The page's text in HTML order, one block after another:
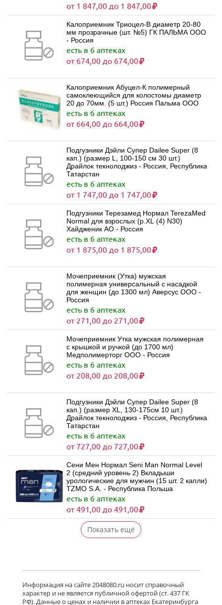
от 1 847,00 до 1 847,00
Калоприемник Триоцел-В диаметр 20-80
мм прозрачные (шт. №5) ГК ПАЛЬМА ООО
- Россия
есть в 6 аптеках
от 674,00 до 674,00
Калоприемник Абуцел-К полимерный
самоклеющийся для колостомы диаметр
20 до 70мм. (5 шт.) Россия Пальма ООО
есть в 6 аптеках
от 664,00 до 664,00
Подгузники Дэйли Супер Dailee Super (8
кап.) (размер L, 100-150 см 30 шт.)
Драйлок текнолоджиз - Россия, Республика
Татарстан
есть в 6 аптеках
от 1 747,00 до 1 747,00
Подгузники Терезамед Нормал TerezaMed
Normal для взрослых (р.XL (4) N30)
Хайдженик АО - Россия
есть в 6 аптеках
от 1 875,00 до 1 875,00
Мочеприемник (Утка) мужская
полимерная универсальный с насадкой
для женщин (до 1300 мл) Аверсус ООО -
Россия
есть в 6 аптеках
от 271,00 до 271,00
Мочеприемник Утка мужская полимерная
с крышкой и ручкой (до 1700 мл)
Медполимерторг ООО - Россия
есть в 6 аптеках
от 208,00 до 208,00
Подгузники Дэйли Супер Dailee Super (8
кап.) (размер XL, 130-175см 10 шт.)
Драйлок текнолоджиз - Россия, Республика
Татарстан
есть в 6 аптеках
от 727,00 до 727,00
Сени Мен Нормал Seni Man Normal Level
2 (средний уровень 2) Вкладыши
урологические для мужчин (15 шт. 2 капли)
TZMO S.A. - Республика Польша
есть в 6 аптеках
от 491,00 до 491,00
Показать ещё
Информация на сайте 2048080.ru носит справочный
характер и не является публичной офертой (ст. 437 ГК
РФ). Данные о ценах и наличии в аптеках Екатеринбурга